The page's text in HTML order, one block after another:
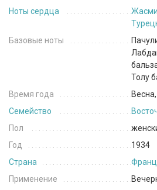
Ноты сердца
Базовые ноты
Толу
Время года
Семейство
Пол
Год
1934
Страна
Применение